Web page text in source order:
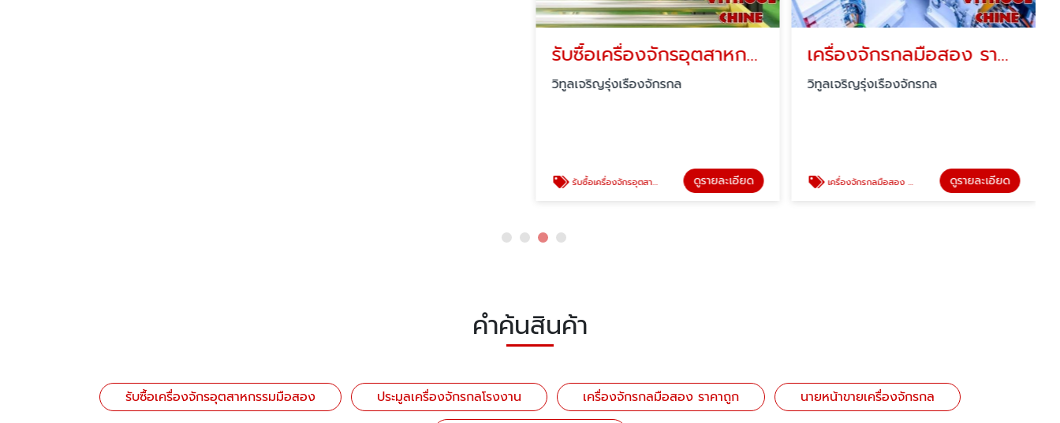
รับซื้อเครื่องจักรอุตสาหกรรมมือสอง
วิทูลเจริญรุ่งเรืองจักรกล
รับซื้อเครื่องจักรอุตสาหกรรมมือสอง ดูรายละเอียด
เครื่องจักรกลมือสอง ราคาถูก
วิทูลเจริญรุ่งเรืองจักรกล
เครื่องจักรกลมือสอง ราคาถูก ดูรายละเอียด
คำค้นสินค้า
รับซื้อเครื่องจักรอุตสาหกรรมมือสอง ประมูลเครื่องจักรกลโรงงาน เครื่องจักรกลมือสอง ราคาถูก นายหน้าขายเครื่องจักรกล